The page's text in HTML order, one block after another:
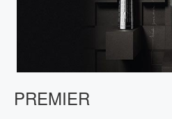
PREMIER